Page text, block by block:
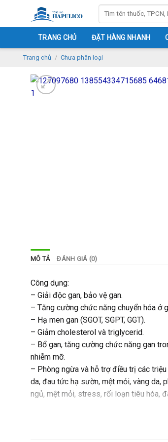
content
kiếm:
TRANG CHỦ ĐẶT HÀNG NHANH
Trang chủ / Chưa phân loại
MÔ TẢ ĐÁNH GIÁ (0)
Công dụng:
– Giải độc gan, bảo vệ gan.
– Tăng cường chức năng chuyển hóa ở
– Hạ men gan (SGOT, SGPT, GGT).
– Giảm cholesterol và triglycerid.
– Bổ gan, tăng cường chức năng gan
nhiễm mỡ.
– Phòng ngừa và hỗ trợ điều trị các
da, đau tức hạ sườn, mệt mỏi, vàng da,
ngủ, mệt mỏi, stress, rối loạn tiêu hóa,
– Hạn chế tổn thương gan do dùng bia,
– Hạn chế tổn thương gan do sử dụng